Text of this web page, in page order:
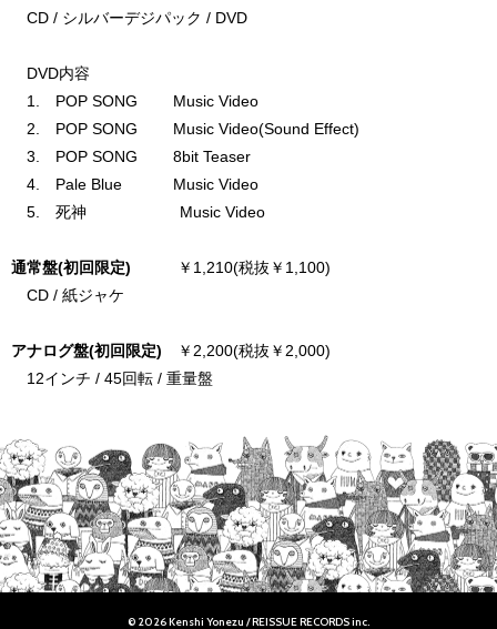
CD / シルバーデジパック / DVD
DVD内容
1. POP SONG Music Video
2. POP SONG Music Video(Sound Effect)
3. POP SONG 8bit Teaser
4. Pale Blue Music Video
5. 死神 Music Video
通常盤(初回限定)
￥1,210(税抜￥1,100)
CD / 紙ジャケ
アナログ盤(初回限定)
￥2,200(税抜￥2,000)
12インチ / 45回転 / 重量盤
© 2026 Kenshi Yonezu / REISSUE RECORDS inc.